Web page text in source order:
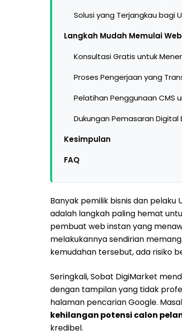
Solusi yang Terjangkau bagi
Langkah Mudah Memulai
Konsultasi Gratis untuk
Proses Pengerjaan yang
Pelatihan Penggunaan CMS
Dukungan Pemasaran Digital
Kesimpulan
FAQ
Banyak pemilik bisnis dan pelaku
adalah langkah paling hemat
pembuat web instan yang
melakukannya sendirian
kemudahan tersebut, ada risiko
Seringkali, Sobat DigiMarket
dengan tampilan yang tidak
halaman pencarian Google.
kehilangan potensi calon
kredibel.